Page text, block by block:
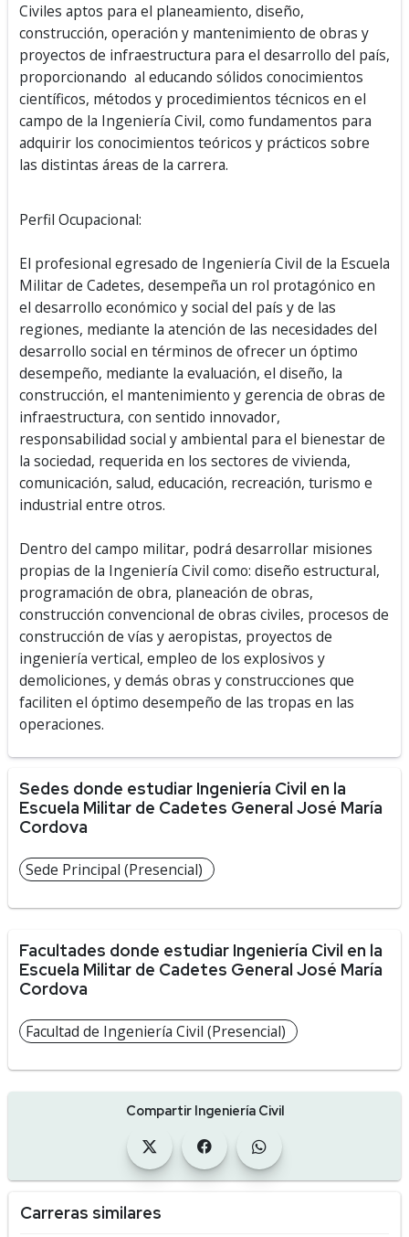
Civiles aptos para el planeamiento, diseño,
construcción, operación y mantenimiento de obras y
proyectos de infraestructura para el desarrollo del país,
proporcionando al educando sólidos conocimientos
científicos, métodos y procedimientos técnicos en el
campo de la Ingeniería Civil, como fundamentos para
adquirir los conocimientos teóricos y prácticos sobre
las distintas áreas de la carrera.
Perfil Ocupacional:
El profesional egresado de Ingeniería Civil de la Escuela
Militar de Cadetes, desempeña un rol protagónico en
el desarrollo económico y social del país y de las
regiones, mediante la atención de las necesidades del
desarrollo social en términos de ofrecer un óptimo
desempeño, mediante la evaluación, el diseño, la
construcción, el mantenimiento y gerencia de obras de
infraestructura, con sentido innovador,
responsabilidad social y ambiental para el bienestar de
la sociedad, requerida en los sectores de vivienda,
comunicación, salud, educación, recreación, turismo e
industrial entre otros.
Dentro del campo militar, podrá desarrollar misiones
propias de la Ingeniería Civil como: diseño estructural,
programación de obra, planeación de obras,
construcción convencional de obras civiles, procesos de
construcción de vías y aeropistas, proyectos de
ingeniería vertical, empleo de los explosivos y
demoliciones, y demás obras y construcciones que
faciliten el óptimo desempeño de las tropas en las
operaciones.
Sedes donde estudiar Ingeniería Civil en la
Escuela Militar de Cadetes General José María
Cordova
Sede Principal (Presencial)
Facultades donde estudiar Ingeniería Civil en la
Escuela Militar de Cadetes General José María
Cordova
Facultad de Ingeniería Civil (Presencial)
Compartir Ingeniería Civil
Carreras similares